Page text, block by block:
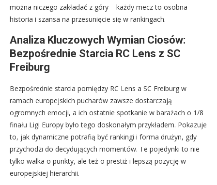
można niczego zakładać z góry – każdy mecz to osobna
historia i szansa na przesunięcie się w rankingach.
Analiza Kluczowych Wymian Ciosów:
Bezpośrednie Starcia RC Lens z SC
Freiburg
Bezpośrednie starcia pomiędzy RC Lens a SC Freiburg w
ramach europejskich pucharów zawsze dostarczają
ogromnych emocji, a ich ostatnie spotkanie w barażach o 1/8
finału Ligi Europy było tego doskonałym przykładem. Pokazuje
to, jak dynamiczne potrafią być rankingi i forma drużyn, gdy
przychodzi do decydujących momentów. Te pojedynki to nie
tylko walka o punkty, ale też o prestiż i lepszą pozycję w
europejskiej hierarchii.